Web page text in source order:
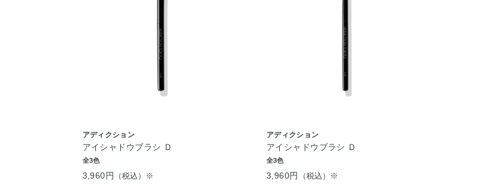
アディクション
アイシャドウブラシ Ｄ
全3色
3,960円 （税込）※
アディクション
アイシャドウブラシ Ｄ
全3色
3,960円 （税込）※